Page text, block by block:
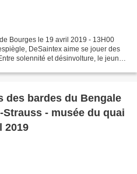
Bourges le 19 avril 2019 - 13H00
DeSaintex aime se jouer des
solennité et désinvolture, le jeune
des bardes du Bengale
- musée du quai
2019